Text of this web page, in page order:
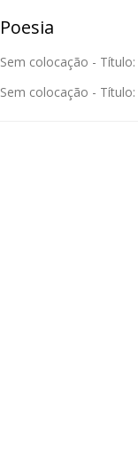
Poesia
Sem colocação - Título:
Sem colocação - Título: